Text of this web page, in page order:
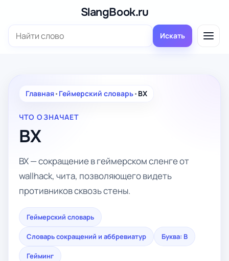
содержимому
SlangBook.ru
Поиск: Искать
Главная• Геймерский словарь• ВХ
ЧТО ОЗНАЧАЕТ
ВХ
ВХ — сокращение в геймерском сленге от
wallhack, чита, позволяющего видеть
противников сквозь стены.
Геймерский словарь
Словарь сокращений и аббревиатур Буква: В
Гейминг